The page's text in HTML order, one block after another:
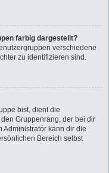
farbig dargestellt?
verschiedene
zu identifizieren sind.
bist, dient die
Gruppenrang, der bei dir
Administrator kann dir die
Bereich selbst